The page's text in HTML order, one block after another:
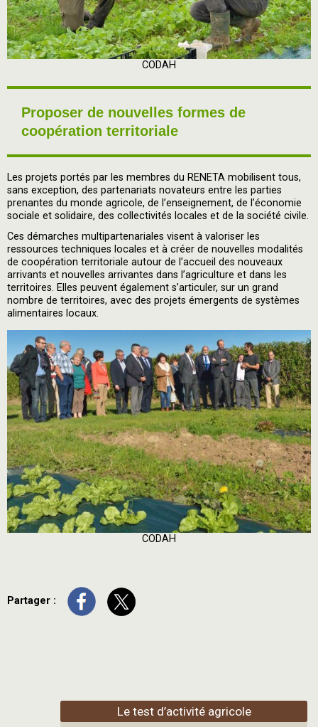
CODAH
Proposer de nouvelles formes de
coopération territoriale
Les projets portés par les membres du RENETA mobilisent tous,
sans exception, des partenariats novateurs entre les parties
prenantes du monde agricole, de l’enseignement, de l’économie
sociale et solidaire, des collectivités locales et de la société civile.
Ces démarches multipartenariales visent à valoriser les
ressources techniques locales et à créer de nouvelles modalités
de coopération territoriale autour de l’accueil des nouveaux
arrivants et nouvelles arrivantes dans l’agriculture et dans les
territoires. Elles peuvent également s’articuler, sur un grand
nombre de territoires, avec des projets émergents de systèmes
alimentaires locaux.
CODAH
Partager :
Le test d’activité agricole